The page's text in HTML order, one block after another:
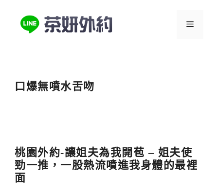
選
口爆無噴水舌吻
桃園外約-讓姐夫為我開苞 – 姐夫使
勁一推，一股熱流噴進我身體的最裡
面